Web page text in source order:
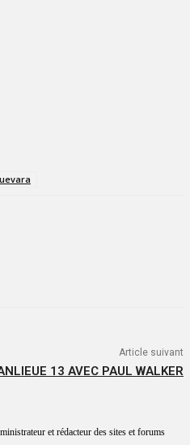
Article suivant
13 AVEC PAUL WALKER
et rédacteur des sites et forums